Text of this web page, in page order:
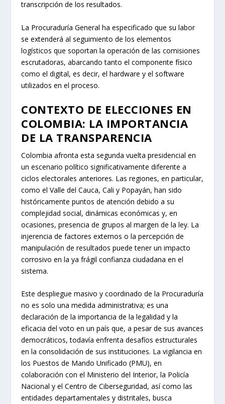
transcripción de los resultados.
La Procuraduría General ha especificado que su labor
se extenderá al seguimiento de los elementos
logísticos que soportan la operación de las comisiones
escrutadoras, abarcando tanto el componente físico
como el digital, es decir, el hardware y el software
utilizados en el proceso.
CONTEXTO DE ELECCIONES EN
COLOMBIA: LA IMPORTANCIA
DE LA TRANSPARENCIA
Colombia afronta esta segunda vuelta presidencial en
un escenario político significativamente diferente a
ciclos electorales anteriores. Las regiones, en particular,
como el Valle del Cauca, Cali y Popayán, han sido
históricamente puntos de atención debido a su
complejidad social, dinámicas económicas y, en
ocasiones, presencia de grupos al margen de la ley. La
injerencia de factores externos o la percepción de
manipulación de resultados puede tener un impacto
corrosivo en la ya frágil confianza ciudadana en el
sistema.
Este despliegue masivo y coordinado de la Procuraduría
no es solo una medida administrativa; es una
declaración de la importancia de la legalidad y la
eficacia del voto en un país que, a pesar de sus avances
democráticos, todavía enfrenta desafíos estructurales
en la consolidación de sus instituciones. La vigilancia en
los Puestos de Mando Unificado (PMU), en
colaboración con el Ministerio del Interior, la Policía
Nacional y el Centro de Ciberseguridad, así como las
entidades departamentales y distritales, busca